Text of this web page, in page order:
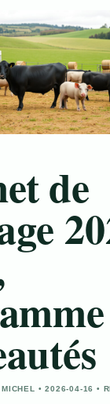
de
• 2026-04-16 •